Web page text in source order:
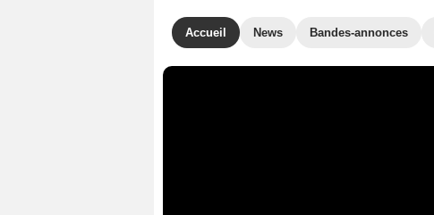
Accueil News Bandes-annonces